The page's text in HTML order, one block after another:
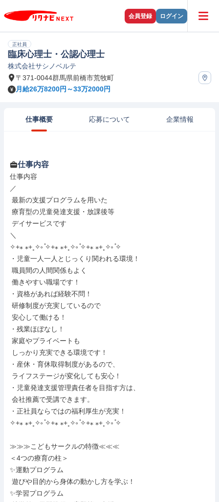
会員登録 ログイン
正社員
臨床心理士・公認心理士
株式会社サシノベルテ
〒371-0044群馬県前橋市荒牧町
月給26万8200円～33万2000円
仕事概要 応募について 企業情報
仕事内容
仕事内容
／
＼
✧+⁎ ⁎+˳✧༚ ̊✧+⁎ ⁎+˳✧༚ ̊✧+⁎ ⁎+˳✧༚ ̊✧
・児童一人一人とじっくり関われる環境！
・資格があれば経験不問！
・残業ほぼなし！
・産休・育休取得制度があるので、
・児童発達支援管理責任者を目指す方は、
・正社員ならではの福利厚生が充実！
✧+⁎ ⁎+˳✧༚ ̊✧+⁎ ⁎+˳✧༚ ̊✧+⁎ ⁎+˳✧༚ ̊✧
≫≫≫こどもサークルの特徴≪≪≪
＜4つの療育の柱＞
✨運動プログラム
✨学習プログラム